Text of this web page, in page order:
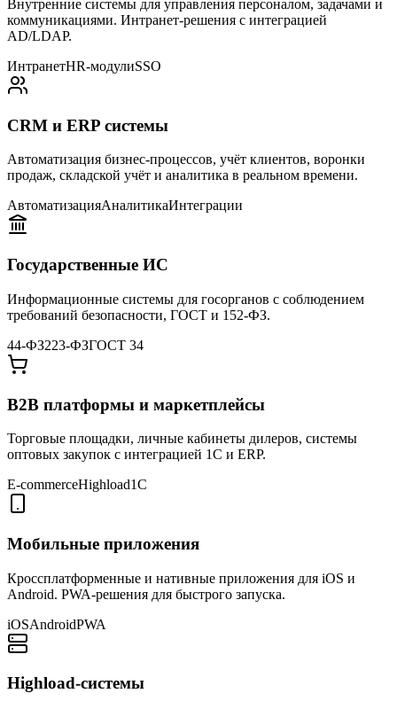
Внутренние системы для управления персоналом, задачами и
коммуникациями. Интранет-решения с интеграцией
AD/LDAP.
ИнтранетHR-модулиSSO
CRM и ERP системы
Автоматизация бизнес-процессов, учёт клиентов, воронки
продаж, складской учёт и аналитика в реальном времени.
АвтоматизацияАналитикаИнтеграции
Государственные ИС
Информационные системы для госорганов с соблюдением
требований безопасности, ГОСТ и 152-ФЗ.
44-ФЗ223-ФЗГОСТ 34
B2B платформы и маркетплейсы
Торговые площадки, личные кабинеты дилеров, системы
оптовых закупок с интеграцией 1С и ERP.
E-commerceHighload1С
Мобильные приложения
Кроссплатформенные и нативные приложения для iOS и
Android. PWA-решения для быстрого запуска.
iOSAndroidPWA
Highload-системы